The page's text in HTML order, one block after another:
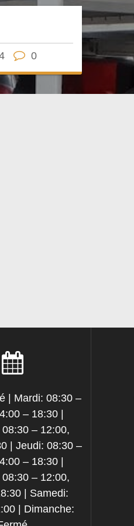
0
| Mardi: 08:30 –
– 18:30 |
– 12:00,
| Jeudi: 08:30 –
– 18:30 |
– 12:00,
| Samedi:
| Dimanche: